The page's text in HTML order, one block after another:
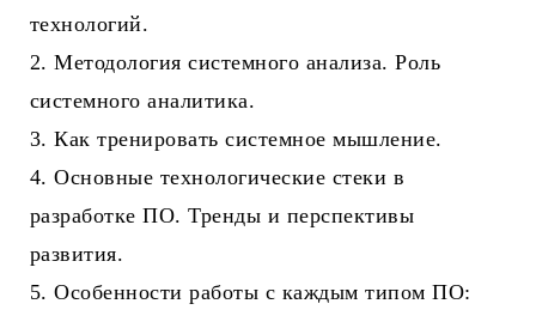
технологий.
2. Методология системного анализа. Роль
системного аналитика.
3. Как тренировать системное мышление.
4. Основные технологические стеки в
разработке ПО. Тренды и перспективы
развития.
5. Особенности работы с каждым типом ПО: